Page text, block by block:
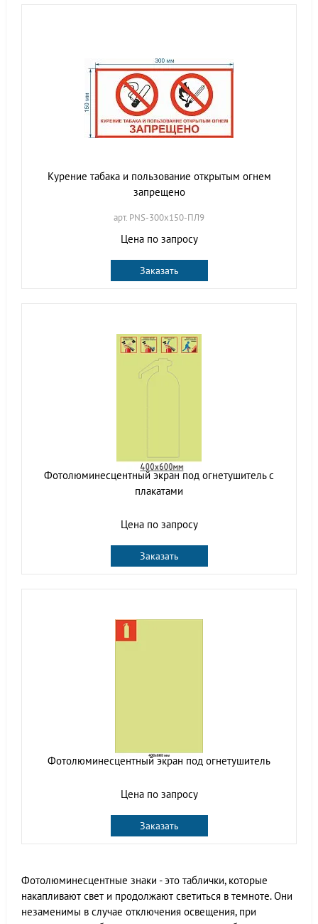
Курение табака и пользование открытым огнем
запрещено
арт. PNS-300х150-ПЛ9
Цена по запросу
Заказать
Фотолюминесцентный экран под огнетушитель с
плакатами
Цена по запросу
Заказать
Фотолюминесцентный экран под огнетушитель
Цена по запросу
Заказать
Фотолюминесцентные знаки - это таблички, которые
накапливают свет и продолжают светиться в темноте. Они
незаменимы в случае отключения освещения, при